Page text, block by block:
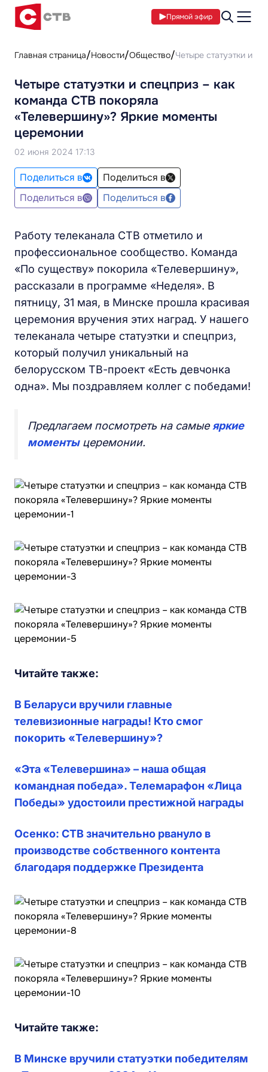
Прямой эфир
Главная страница Новости Общество Четыре статуэтки и
Четыре статуэтки и спецприз – как
команда СТВ покоряла
«Телевершину»? Яркие моменты
церемонии
02 июня 2024 17:13
Поделиться в
Поделиться в
Поделиться в
Поделиться в
Работу телеканала СТВ отметило и
профессиональное сообщество. Команда
«По существу» покорила «Телевершину»,
рассказали в программе «Неделя». В
пятницу, 31 мая, в Минске прошла красивая
церемония вручения этих наград. У нашего
телеканала четыре статуэтки и спецприз,
который получил уникальный на
белорусском ТВ-проект «Есть девчонка
одна». Мы поздравляем коллег с победами!
Предлагаем посмотреть на самые яркие
моментыцеремонии.
Читайте также:
В Беларуси вручили главные
телевизионные награды! Кто смог
покорить «Телевершину»?
«Эта «Телевершина» – наша общая
командная победа». Телемарафон «Лица
Победы» удостоили престижной награды
Осенко: СТВ значительно рвануло в
производстве собственного контента
благодаря поддержке Президента
Читайте также:
В Минске вручили статуэтки победителям